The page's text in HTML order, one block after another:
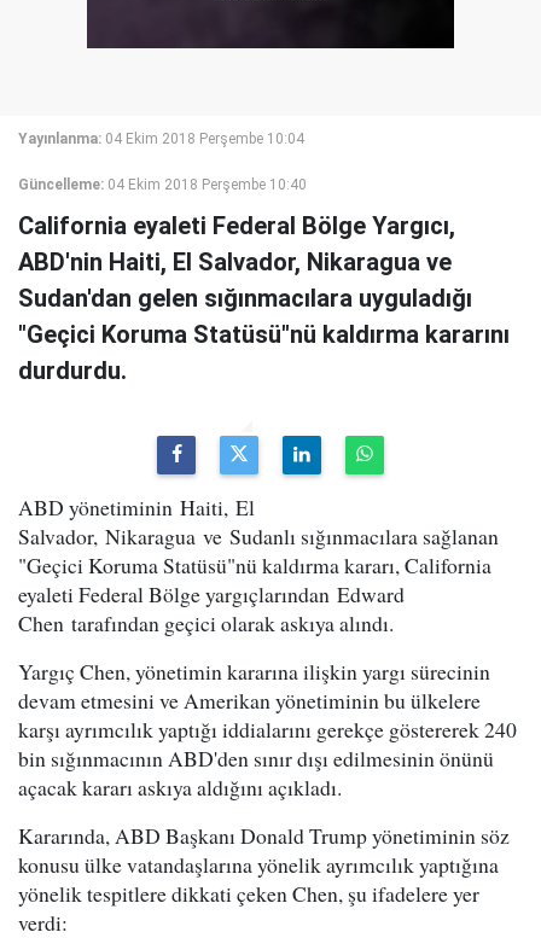
Yayınlanma: 04 Ekim 2018 Perşembe 10:04
Güncelleme: 04 Ekim 2018 Perşembe 10:40
California eyaleti Federal Bölge Yargıcı,
ABD'nin Haiti, El Salvador, Nikaragua ve
Sudan'dan gelen sığınmacılara uyguladığı
"Geçici Koruma Statüsü"nü kaldırma kararını
durdurdu.
ABD yönetiminin Haiti, El
Salvador, Nikaragua ve Sudanlı sığınmacılara sağlanan
"Geçici Koruma Statüsü"nü kaldırma kararı, California
eyaleti Federal Bölge yargıçlarından Edward
Chen tarafından geçici olarak askıya alındı.
Yargıç Chen, yönetimin kararına ilişkin yargı sürecinin
devam etmesini ve Amerikan yönetiminin bu ülkelere
karşı ayrımcılık yaptığı iddialarını gerekçe göstererek 240
bin sığınmacının ABD'den sınır dışı edilmesinin önünü
açacak kararı askıya aldığını açıkladı.
Kararında, ABD Başkanı Donald Trump yönetiminin söz
konusu ülke vatandaşlarına yönelik ayrımcılık yaptığına
yönelik tespitlere dikkati çeken Chen, şu ifadelere yer
verdi: